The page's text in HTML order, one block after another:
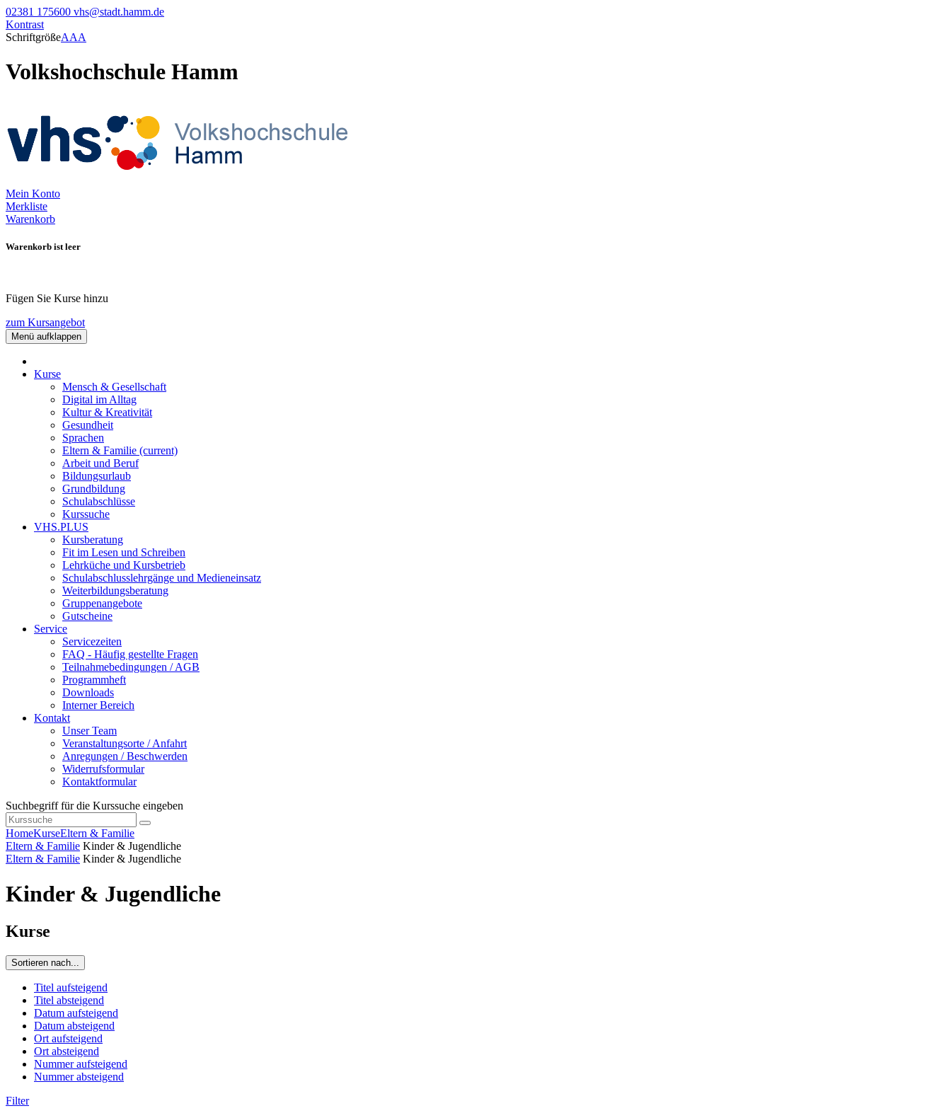
02381 175600 vhs@stadt.hamm.de
Kontrast
SchriftgrößeAAA
Volkshochschule Hamm
Mein Konto
Merkliste
Warenkorb
Warenkorb ist leer
Fügen Sie Kurse hinzu
zum Kursangebot
Menü aufklappen
Kurse
Mensch & Gesellschaft
Digital im Alltag
Kultur & Kreativität
Gesundheit
Sprachen
Eltern & Familie (current)
Arbeit und Beruf
Bildungsurlaub
Grundbildung
Schulabschlüsse
Kurssuche
VHS.PLUS
Kursberatung
Fit im Lesen und Schreiben
Lehrküche und Kursbetrieb
Schulabschlusslehrgänge und Medieneinsatz
Weiterbildungsberatung
Gruppenangebote
Gutscheine
Service
Servicezeiten
FAQ - Häufig gestellte Fragen
Teilnahmebedingungen / AGB
Programmheft
Downloads
Interner Bereich
Kontakt
Unser Team
Veranstaltungsorte / Anfahrt
Anregungen / Beschwerden
Widerrufsformular
Kontaktformular
Suchbegriff für die Kurssuche eingeben
HomeKurseEltern & Familie
Eltern & Familie Kinder & Jugendliche
Eltern & Familie Kinder & Jugendliche
Kinder & Jugendliche
Kurse
Sortieren nach...
Titel aufsteigend
Titel absteigend
Datum aufsteigend
Datum absteigend
Ort aufsteigend
Ort absteigend
Nummer aufsteigend
Nummer absteigend
Filter